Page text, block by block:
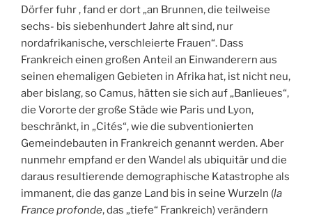
Dörfer fuhr , fand er dort „an Brunnen, die teilweise
sechs- bis siebenhundert Jahre alt sind, nur
nordafrikanische, verschleierte Frauen“. Dass
Frankreich einen großen Anteil an Einwanderern aus
seinen ehemaligen Gebieten in Afrika hat, ist nicht neu,
aber bislang, so Camus, hätten sie sich auf „Banlieues“,
die Vororte der große Städe wie Paris und Lyon,
beschränkt, in „Cités“, wie die subventionierten
Gemeindebauten in Frankreich genannt werden. Aber
nunmehr empfand er den Wandel als ubiquitär und die
daraus resultierende demographische Katastrophe als
immanent, die das ganze Land bis in seine Wurzeln (la
France profonde, das „tiefe“ Frankreich) verändern